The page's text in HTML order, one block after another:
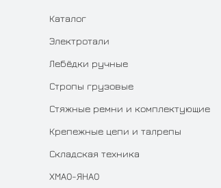
Каталог
Электротали
Лебёдки ручные
Стропы грузовые
Стяжные ремни и комплектующие
Крепежные цепи и талрепы
Складская техника
ХМАО-ЯНАО